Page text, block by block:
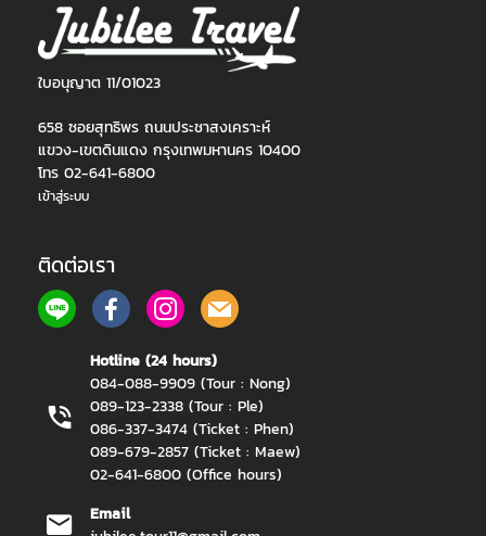
ใบอนุญาต 11/01023
658 ซอยสุทธิพร ถนนประชาสงเคราะห์
แขวง-เขตดินแดง กรุงเทพมหานคร 10400
โทร 02-641-6800
เข้าสู่ระบบ
ติดต่อเรา
Hotline (24 hours)
084-088-9909 (Tour : Nong)
089-123-2338 (Tour : Ple)
086-337-3474 (Ticket : Phen)
089-679-2857 (Ticket : Maew)
02-641-6800 (Office hours)
Email